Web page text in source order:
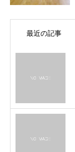
最近の記事